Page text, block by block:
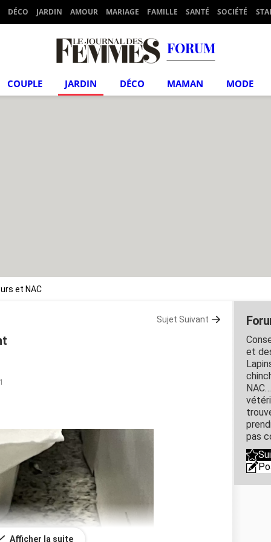
DÉCO JARDIN AMOUR MARIAGE FAMILLE SANTÉ SOCIÉTÉ
FORUM
COUPLE JARDIN DÉCO MAMAN MODE
et NAC
Sujet Suivant
Afficher la suite
et
pas